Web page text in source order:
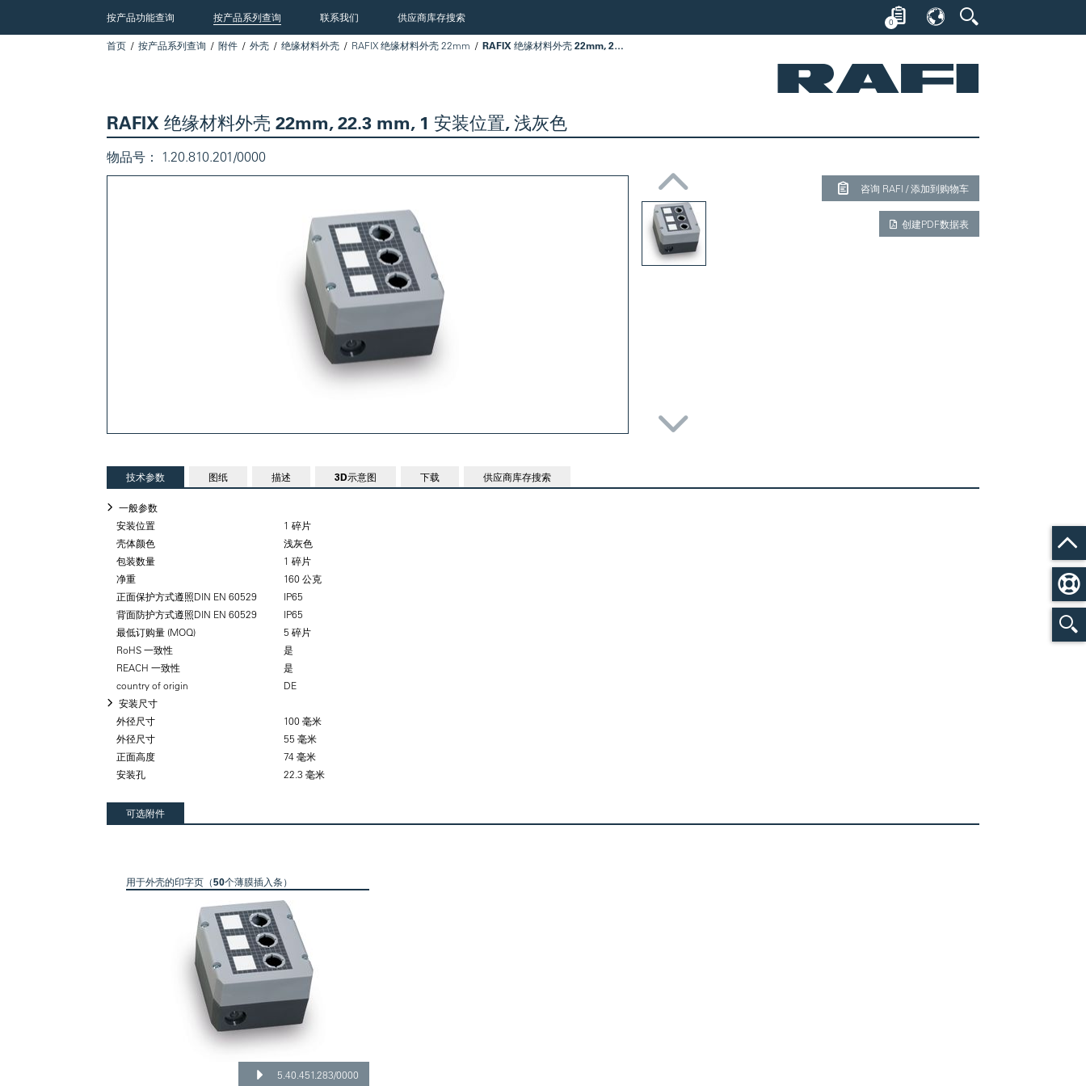
按产品功能查询 按产品系列查询 联系我们 供应商库存搜索 0
首页 按产品系列查询 附件 外壳 绝缘材料外壳 RAFIX 绝缘材料外壳 22mm RAFIX 绝缘材料外壳 22mm, 22.3 mm, 1 安装位置, 浅灰色
RAFIX 绝缘材料外壳 22mm, 22.3 mm, 1 安装位置, 浅灰色
物品号： 1.20.810.201/0000
咨询 RAFI / 添加到购物车
创建PDF数据表
技术参数 图纸 描述 3D示意图 下载 供应商库存搜索
一般参数
安装位置
1 碎片
壳体颜色
浅灰色
包装数量
1 碎片
净重
160 公克
正面保护方式遵照DIN EN 60529
IP65
背面防护方式遵照DIN EN 60529
IP65
最低订购量 (MOQ)
5 碎片
RoHS 一致性
是
REACH 一致性
是
country of origin
DE
安装尺寸
外径尺寸
100 毫米
外径尺寸
55 毫米
正面高度
74 毫米
安装孔
22.3 毫米
可选附件
用于外壳的印字页（50个薄膜插入条）
5.40.451.283/0000